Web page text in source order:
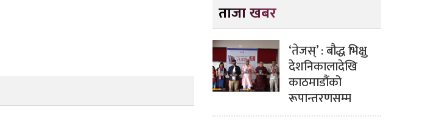
ताजा खबर
‘तेजस्’ : बौद्ध भिक्षु
देशनिकालादेखि
काठमाडौंको
रूपान्तरणसम्म